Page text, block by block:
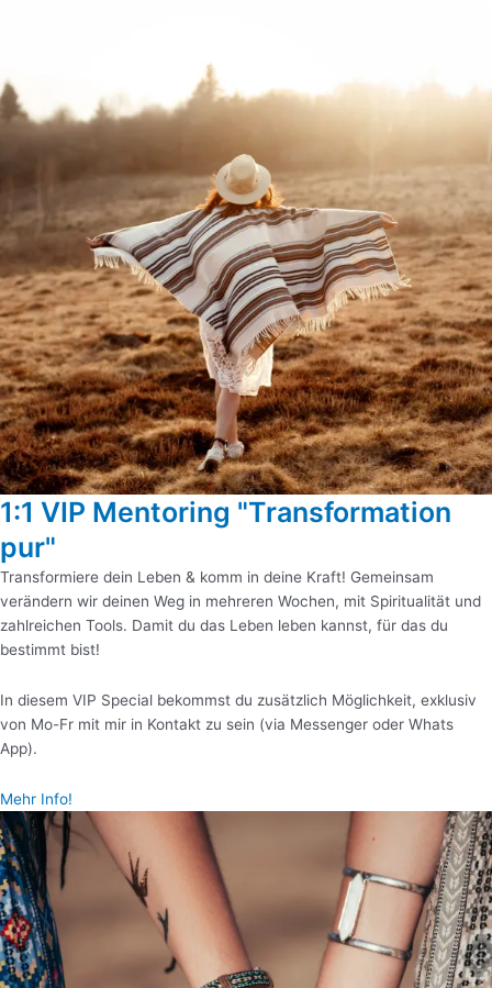
1:1 VIP Mentoring "Transformation
pur"
Transformiere dein Leben & komm in deine Kraft! Gemeinsam
verändern wir deinen Weg in mehreren Wochen, mit Spiritualität und
zahlreichen Tools. Damit du das Leben leben kannst, für das du
bestimmt bist!
In diesem VIP Special bekommst du zusätzlich Möglichkeit, exklusiv
von Mo-Fr mit mir in Kontakt zu sein (via Messenger oder Whats
App).
Mehr Info!